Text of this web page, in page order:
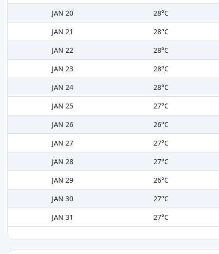
JAN 20
28°C
JAN 21
28°C
JAN 22
28°C
JAN 23
28°C
JAN 24
28°C
JAN 25
27°C
JAN 26
26°C
JAN 27
27°C
JAN 28
27°C
JAN 29
26°C
JAN 30
27°C
JAN 31
27°C